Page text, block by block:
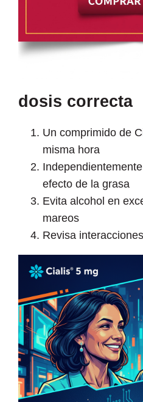
dosis correcta
Un comprimido de
misma hora
efecto de la grasa
Evita alcohol en
mareos
Revisa